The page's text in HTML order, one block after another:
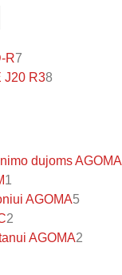
R7
J20 R38
dujoms AGOMA
1
AGOMA5
2
AGOMA2